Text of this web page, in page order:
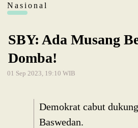
Nasional
SBY: Ada Musang
Domba!
01 Sep 2023, 19:10 WIB
Demokrat cabut
Baswedan.